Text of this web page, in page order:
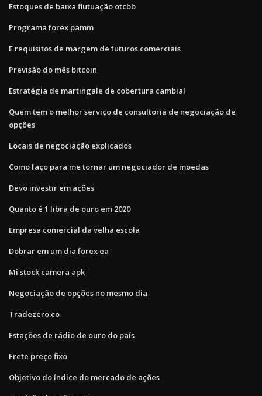
Estoques de baixa flutuação otcbb
Programa forex pamm
E requisitos de margem de futuros comerciais
Previsão do mês bitcoin
Estratégia de martingale de cobertura cambial
Quem tem o melhor serviço de consultoria de negociação de
opções
Locais de negociação explicados
Como faço para me tornar um negociador de moedas
Devo investir em ações
Quanto é 1 libra de ouro em 2020
Empresa comercial da velha escola
Dobrar em um dia forex ea
Mi stock camera apk
Negociação de opções no mesmo dia
Tradezero.co
Estações de rádio de ouro do país
Frete preço fixo
Objetivo do índice do mercado de ações